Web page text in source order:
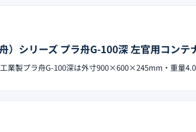
）シリーズ プラ舟G-100深 左官用コンテ
業製プラ舟G-100深は外寸900×600×245mm・重量